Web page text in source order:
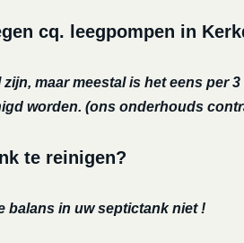
cq. leegpompen in
maar meestal is het eens per 3
worden. (ons onderhouds
te reinigen?
balans in uw septictank niet !